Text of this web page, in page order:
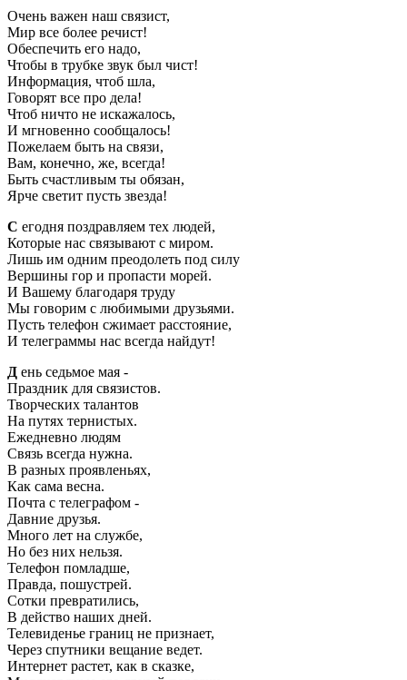
Очень важен наш связист,
Мир все более речист!
Обеспечить его надо,
Чтобы в трубке звук был чист!
Информация, чтоб шла,
Говорят все про дела!
Чтоб ничто не искажалось,
И мгновенно сообщалось!
Пожелаем быть на связи,
Вам, конечно, же, всегда!
Быть счастливым ты обязан,
Ярче светит пусть звезда!
С егодня поздравляем тех людей,
Которые нас связывают с миром.
Лишь им одним преодолеть под силу
Вершины гор и пропасти морей.
И Вашему благодаря труду
Мы говорим с любимыми друзьями.
Пусть телефон сжимает расстояние,
И телеграммы нас всегда найдут!
Д ень седьмое мая -
Праздник для связистов.
Творческих талантов
На путях тернистых.
Ежедневно людям
Связь всегда нужна.
В разных проявленьях,
Как сама весна.
Почта с телеграфом -
Давние друзья.
Много лет на службе,
Но без них нельзя.
Телефон помладше,
Правда, пошустрей.
Сотки превратились,
В действо наших дней.
Телевиденье границ не признает,
Через спутники вещание ведет.
Интернет растет, как в сказке,